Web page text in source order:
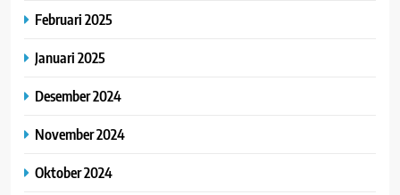
Februari 2025
Januari 2025
Desember 2024
November 2024
Oktober 2024